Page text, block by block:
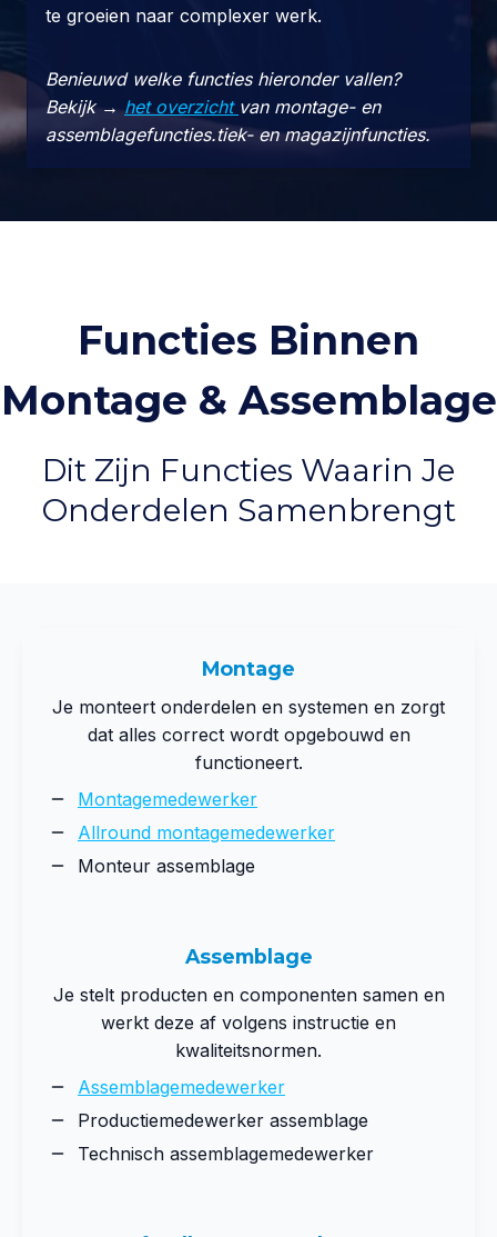
te groeien naar complexer werk.
Benieuwd welke functies hieronder vallen?
Bekijk →het overzicht van montage- en
assemblagefuncties.tiek- en magazijnfuncties.
Functies Binnen
Montage & Assemblage
Dit Zijn Functies Waarin Je
Onderdelen Samenbrengt
Montage
Je monteert onderdelen en systemen en zorgt
dat alles correct wordt opgebouwd en
functioneert.
Montagemedewerker
Allround montagemedewerker
Monteur assemblage
Assemblage
Je stelt producten en componenten samen en
werkt deze af volgens instructie en
kwaliteitsnormen.
Assemblagemedewerker
Productiemedewerker assemblage
Technisch assemblagemedewerker